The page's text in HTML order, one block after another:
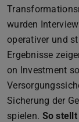
wurden
operativer und
Ergebnisse
on Investment
Sicherung der
spielen. So